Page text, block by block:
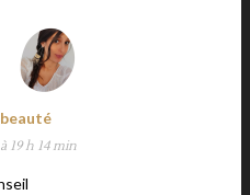
19 h 14 min